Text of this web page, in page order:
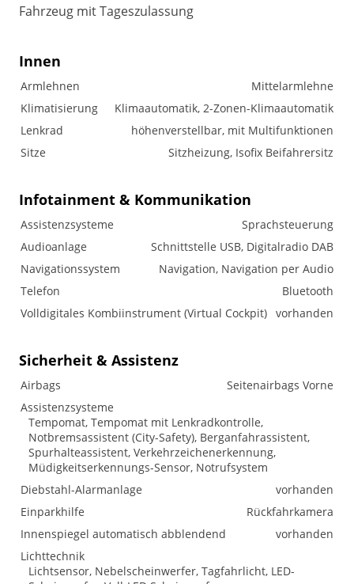
Fahrzeug mit Tageszulassung
Innen
Armlehnen
Mittelarmlehne
Klimatisierung
Klimaautomatik, 2-Zonen-Klimaautomatik
Lenkrad
höhenverstellbar, mit Multifunktionen
Sitze
Sitzheizung, Isofix Beifahrersitz
Infotainment & Kommunikation
Assistenzsysteme
Sprachsteuerung
Audioanlage
Schnittstelle USB, Digitalradio DAB
Navigationssystem
Navigation, Navigation per Audio
Telefon
Bluetooth
Volldigitales Kombiinstrument (Virtual Cockpit) vorhanden
Sicherheit & Assistenz
Airbags
Seitenairbags Vorne
Assistenzsysteme
Tempomat, Tempomat mit Lenkradkontrolle,
Notbremsassistent (City-Safety), Berganfahrassistent,
Spurhalteassistent, Verkehrzeichenerkennung,
Müdigkeitserkennungs-Sensor, Notrufsystem
Diebstahl-Alarmanlage
vorhanden
Einparkhilfe
Rückfahrkamera
Innenspiegel automatisch abblendend
vorhanden
Lichttechnik
Lichtsensor, Nebelscheinwerfer, Tagfahrlicht, LED-